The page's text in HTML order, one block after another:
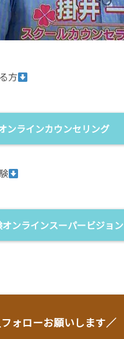
方
ンラインカウンセリング
オンラインスーパービジョン
ォローお願いします／